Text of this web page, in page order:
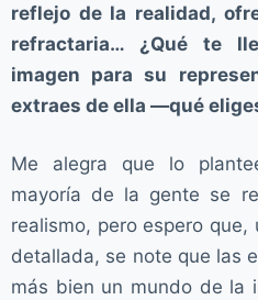
reflejo de la realidad,
refractaria… ¿Qué te
imagen para su
extraes de ella —qué
Me alegra que lo
mayoría de la gente se
realismo, pero espero que,
detallada, se note que las
más bien un mundo de la